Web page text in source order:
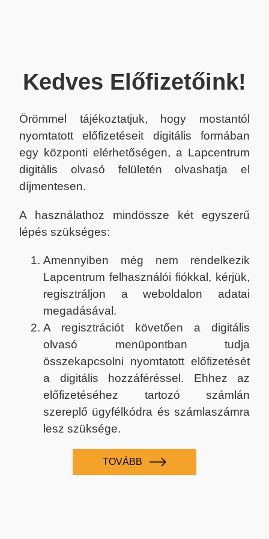
Kedves Előfizetőink!
Örömmel tájékoztatjuk, hogy mostantól
nyomtatott előfizetéseit digitális formában
egy központi elérhetőségen, a Lapcentrum
digitális olvasó felületén olvashatja el
díjmentesen.
A használathoz mindössze két egyszerű
lépés szükséges:
Amennyiben még nem rendelkezik
Lapcentrum felhasználói fiókkal, kérjük,
regisztráljon a weboldalon adatai
megadásával.
A regisztrációt követően a digitális
olvasó menüpontban tudja
összekapcsolni nyomtatott előfizetését
a digitális hozzáféréssel. Ehhez az
előfizetéséhez tartozó számlán
szereplő ügyfélkódra és számlaszámra
lesz szüksége.
TOVÁBB